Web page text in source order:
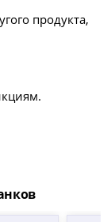
продукта,